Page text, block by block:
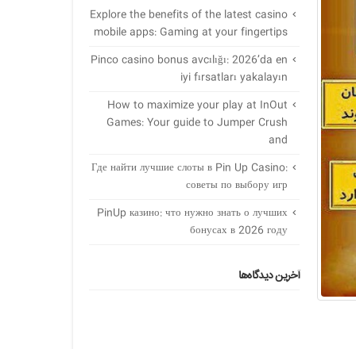
Explore the benefits of the latest casino
mobile apps: Gaming at your fingertips
Pinco casino bonus avcılığı: 2026’da en
iyi fırsatları yakalayın
How to maximize your play at InOut
Games: Your guide to Jumper Crush
and
Где найти лучшие слоты в Pin Up Casino:
советы по выбору игр
PinUp казино: что нужно знать о лучших
бонусах в 2026 году
آخرین دیدگاه‌ها